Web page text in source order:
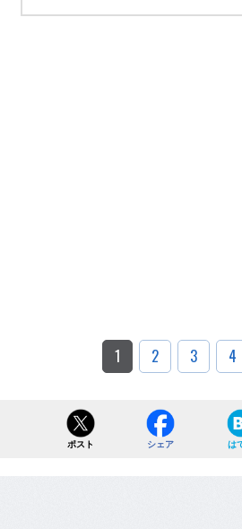
1 2 3 4
ポスト シェア は